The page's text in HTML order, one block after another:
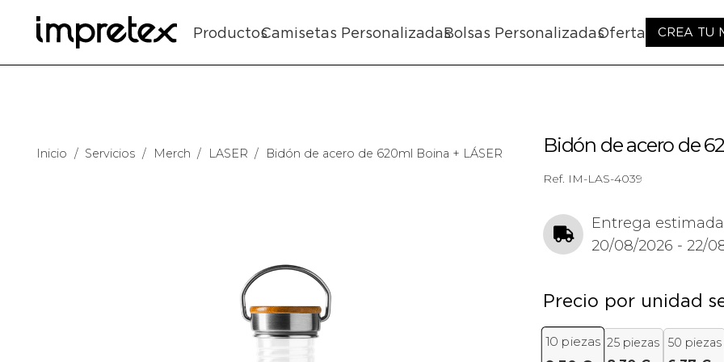
ProductosCamisetas PersonalizadasBolsas PersonalizadasOferta CREA TU
Inicio / Servicios / Merch / LASER / Bidón de acero de 620ml Boina + LÁSER Bidón de acero de
Ref. IM-LAS-4039
Entrega
20/08/2026 - 22/
Precio por unidad
10 piezas 25 piezas 50 piezas